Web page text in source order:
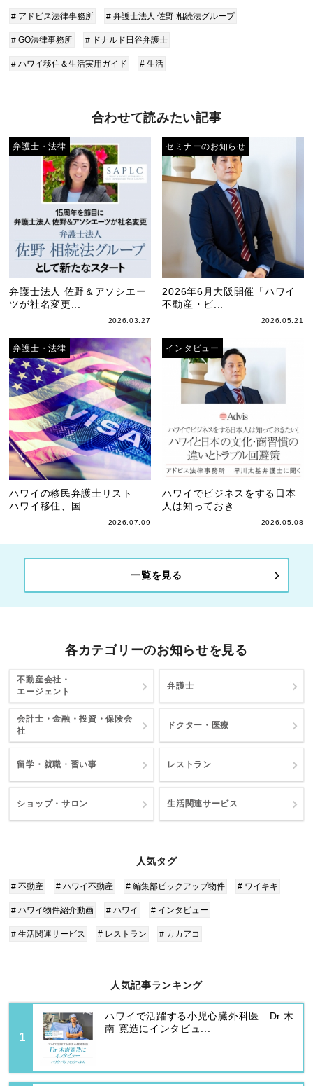
# アドビス法律事務所 # 弁護士法人 佐野 相続法グループ
# GO法律事務所 # ドナルド日谷弁護士
# ハワイ移住＆生活実用ガイド # 生活
合わせて読みたい記事
弁護士・法律
弁護士法人 佐野＆アソシエー
ツが社名変更...
2026.03.27
セミナーのお知らせ
2026年6月大阪開催「ハワイ
不動産・ビ...
2026.05.21
弁護士・法律
ハワイの移民弁護士リスト
ハワイ移住、国...
2026.07.09
インタビュー
ハワイでビジネスをする日本
人は知っておき...
2026.05.08
一覧を見る
各カテゴリーのお知らせを見る
不動産会社・
エージェント
弁護士
会計士・金融・投資・保険会
社
ドクター・医療
留学・就職・習い事 レストラン
ショップ・サロン 生活関連サービス
人気タグ
# 不動産 # ハワイ不動産 # 編集部ピックアップ物件 # ワイキキ
# ハワイ物件紹介動画 # ハワイ # インタビュー
# 生活関連サービス # レストラン # カカアコ
人気記事ランキング
ハワイで活躍する小児心臓外科医 Dr.木
南 寛造にインタビュ...